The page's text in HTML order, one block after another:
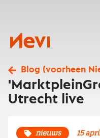
Nevi
Blog (voorheen
Utrecht live
nieuws 15